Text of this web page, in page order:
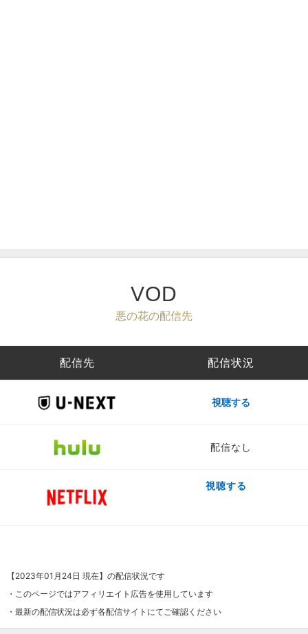
VOD
悪の花の配信先
配信先 配信状況
視聴する
配信なし
視聴する
【2023年01月24日 現在】の配信状況です
・このページではアフィリエイト広告を使用しています
・最新の配信状況は必ず各配信サイトにてご確認ください